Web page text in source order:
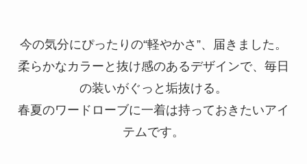
今の気分にぴったりの“軽やかさ”、届きました。
柔らかなカラーと抜け感のあるデザインで、毎日
の装いがぐっと垢抜ける。
春夏のワードローブに一着は持っておきたいアイ
テムです。